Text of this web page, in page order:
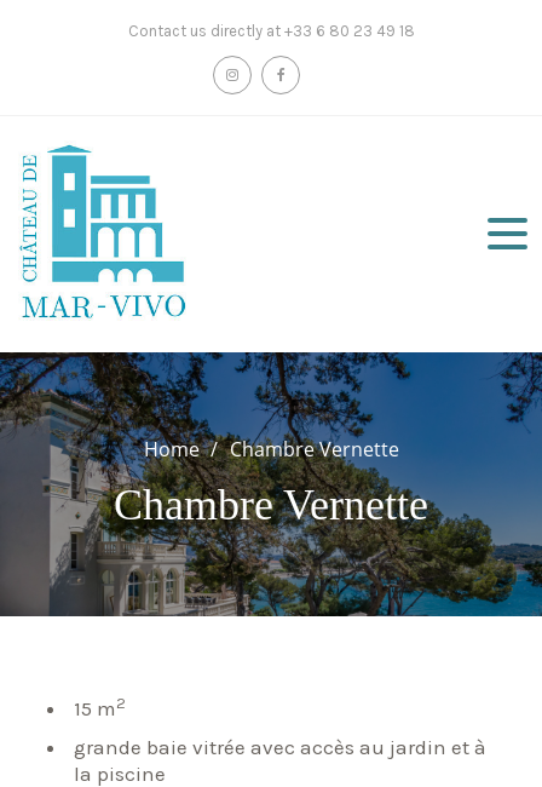
Contact us directly at +33 6 80 23 49 18
Home Chambre Vernette
Chambre Vernette
15 m 2
grande baie vitrée avec accès au jardin et à
la piscine